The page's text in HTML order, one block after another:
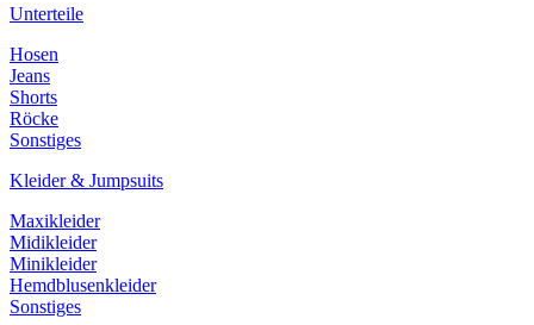
Unterteile
Hosen
Jeans
Shorts
Röcke
Sonstiges
Kleider & Jumpsuits
Maxikleider
Midikleider
Minikleider
Hemdblusenkleider
Sonstiges